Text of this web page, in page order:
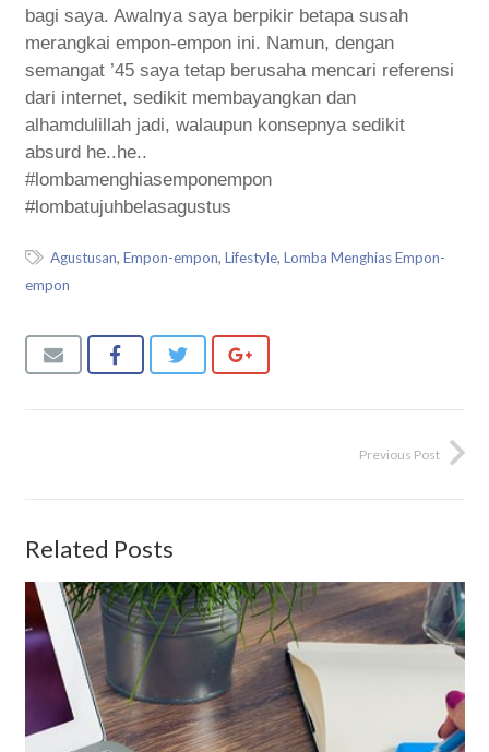
bagi saya. Awalnya saya berpikir betapa susah
merangkai empon-empon ini. Namun, dengan
semangat ’45 saya tetap berusaha mencari referensi
dari internet, sedikit membayangkan dan
alhamdulillah jadi, walaupun konsepnya sedikit
absurd he..he..
#lombamenghiasemponempon
#lombatujuhbelasagustus
Agustusan, Empon-empon, Lifestyle, Lomba Menghias Empon-
empon
Previous Post
Related Posts